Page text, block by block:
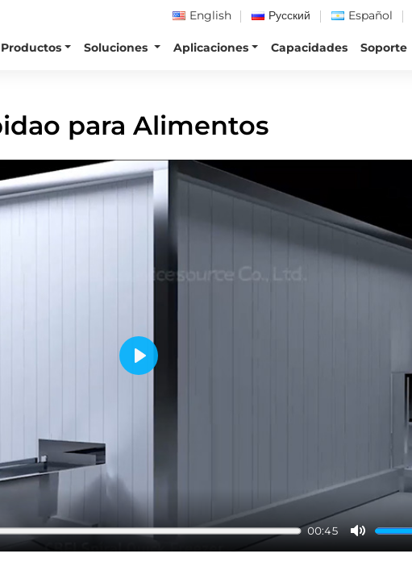
English Русский Español
Productos Soluciones Aplicaciones Capacidades Soporte
para Alimentos
00:45
Mute
Play